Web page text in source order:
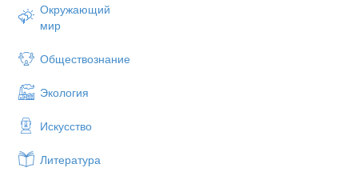
Окружающий
мир
Обществознание
Экология
Искусство
Литература